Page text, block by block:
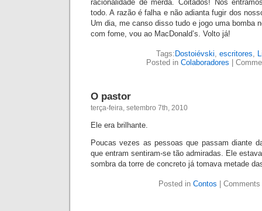
racionalidade de merda. Coitados! Nós
todo. A razão é falha e não adianta fugir dos
Um dia, me canso disso tudo e jogo uma bomba
com fome, vou ao MacDonald’s. Volto já!
Tags: Dostoiévski, escritores,
Posted in Colaboradores
O pastor
terça-feira, setembro 7th, 2010
Ele era brilhante.
Poucas vezes as pessoas que passam diante
que entram sentiram-se tão admiradas. Ele
sombra da torre de concreto já tomava metade
Posted in Contos Comments